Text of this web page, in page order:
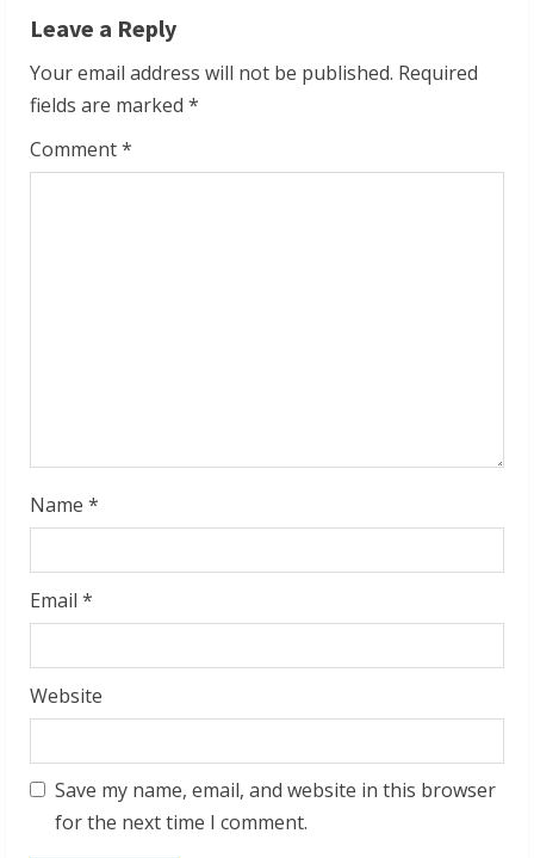
u
e
R
Leave a Reply
Your email address will not be published. Required
fields are marked *
Comment*
Name *
Email *
Website
Save my name, email, and website in this browser
for the next time I comment.